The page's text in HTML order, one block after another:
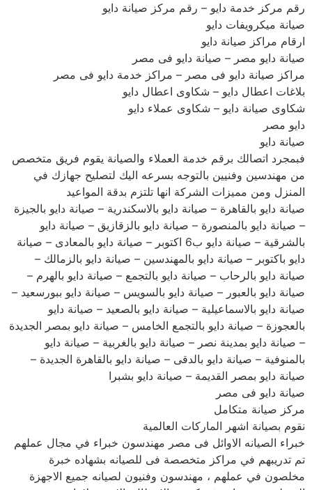
رقم مركز خدمة دايو – رقم مركز صيانة دايو
صيانة ميكرويفات دايو
ارقام مراكز صيانة دايو
صيانة دايو مصر – صيانة دايو فى مصر
مراكز صيانة دايو فى مصر – مراكز خدمة دايو فى مصر
بلاغات اعطال دايو – شكاوى اعطال دايو
شكاوى صيانة دايو – شكاوى عملاء دايو
دايو مصر
صيانة دايو
فبمجرد اتصالك برقم خدمة العملاء والصيانة يقوم فريق متخصص
من مهندسين وفنيين بالتوجه بسرعه اليك لتصليح جهازك في
المنزل ومن مميزات الشركة انها تلتزم بدقة المواعيد
صيانة دايو بالقاهرة – صيانة دايو بالاسكندرية – صيانة دايو بالجيزة
– صيانة دايو بالمنصورة – صيانة دايو بالزقازيق – صيانة دايو
بالشرقية – صيانة دايو ب6 اكتوبر – صيانة دايو بالمعادى – صيانة
دايو باكتوبر – صيانة دايو بالمهندسين – صيانة دايو بالزمالك –
صيانة دايو بالرحاب – صيانة دايو بالتجمع – صيانة دايو بالهرم –
صيانة دايو بالعبور – صيانة دايو بالسويس – صيانة دايو ببورسعيد –
صيانة دايو بالاسماعيلية – صيانة دايو بالصعيد – صيانة دايو
بالعجوزة – صيانة دايو بالتجمع الخامس – صيانة دايو بمصر الجديدة
– صيانة دايو بمدينة نصر – صيانة دايو بالغربية – صيانة دايو
بالمنوفية – صيانة دايو بالدقى – صيانة دايو بالقاهرة الجديدة –
صيانة دايو بمصر القديمة – صيانة دايو بشبرا
صيانة دايو فى مصر
مركز صيانة متكامل
نقوم بصيانة اشهر الماركات العالمية
خبراء الصيانه الاوائل فى مصر مهندسون خبراء في مجال عملهم
تم تدريبهم في مراكز متخصصة فى للصيانه بشهاده خبرة
مخلصون في عملهم ، مهندسون وفنيون لصيانه جميع الاجهزة